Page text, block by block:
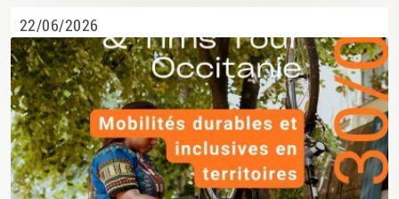
22/06/2026